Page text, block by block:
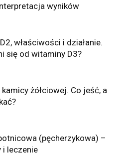
wyników
właściwości i działanie.
się od witaminy D3?
żółciowej. Co jeść, a
(pęcherzykowa) –
i leczenie